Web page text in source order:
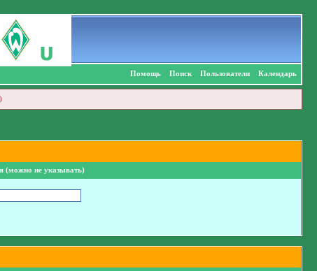
Помощь Поиск Пользователи Календарь
)
(можно не указывать)